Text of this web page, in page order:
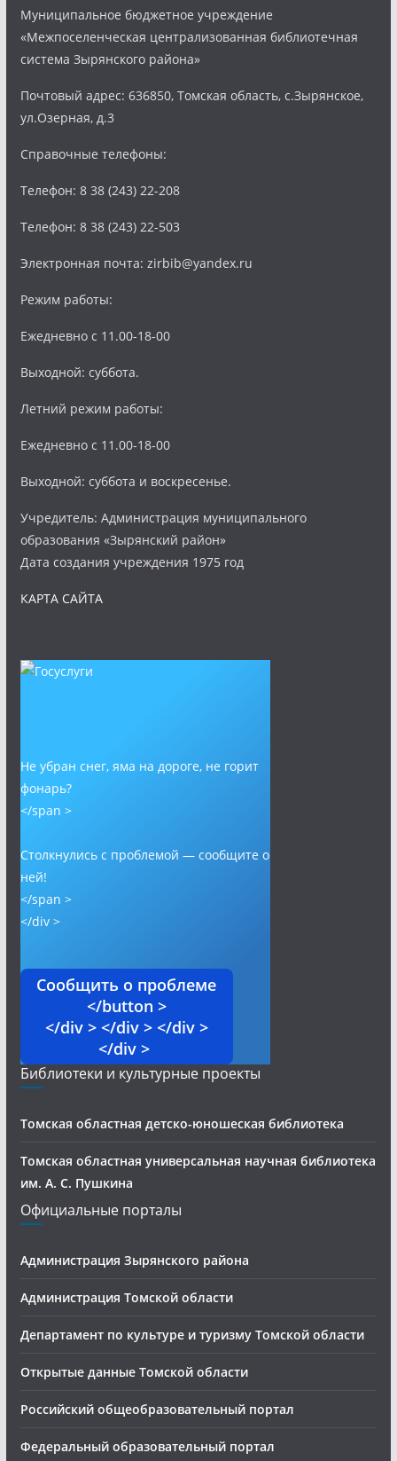
Муниципальное бюджетное учреждение
«Межпоселенческая централизованная библиотечная
система Зырянского района»
Почтовый адрес: 636850, Томская область, с.Зырянское,
ул.Озерная, д.3
Справочные телефоны:
Телефон: 8 38 (243) 22-208
Телефон: 8 38 (243) 22-503
Электронная почта: zirbib@yandex.ru
Режим работы:
Ежедневно с 11.00-18-00
Выходной: суббота.
Летний режим работы:
Ежедневно с 11.00-18-00
Выходной: суббота и воскресенье.
Учредитель: Администрация муниципального
образования «Зырянский район»
Дата создания учреждения 1975 год
КАРТА САЙТА
Не убран снег, яма на дороге, не горит
фонарь?
</span >
Столкнулись с проблемой — сообщите о
ней!
</span >
</div >
Сообщить о проблеме
</button >
</div > </div > </div >
</div >
Библиотеки и культурные проекты
Томская областная детско-юношеская библиотека
Томская областная универсальная научная библиотека
им. А. С. Пушкина
Официальные порталы
Администрация Зырянского района
Администрация Томской области
Департамент по культуре и туризму Томской области
Открытые данные Томской области
Российский общеобразовательный портал
Федеральный образовательный портал